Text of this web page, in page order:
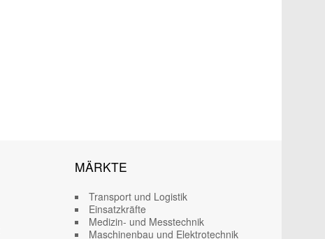
MÄRKTE
Transport und Logistik
Einsatzkräfte
Medizin- und Messtechnik
Maschinenbau und Elektrotechnik